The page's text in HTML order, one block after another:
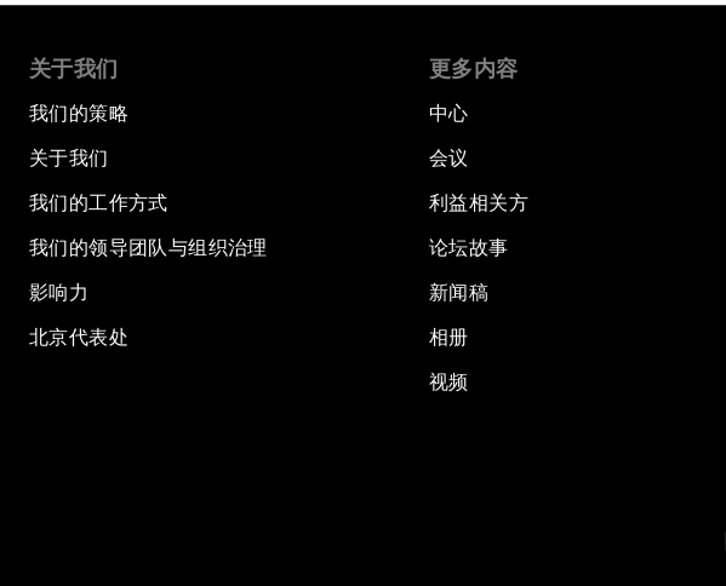
关于我们
我们的策略
关于我们
我们的工作方式
我们的领导团队与组织治理
影响力
北京代表处
更多内容
中心
会议
利益相关方
论坛故事
新闻稿
相册
视频